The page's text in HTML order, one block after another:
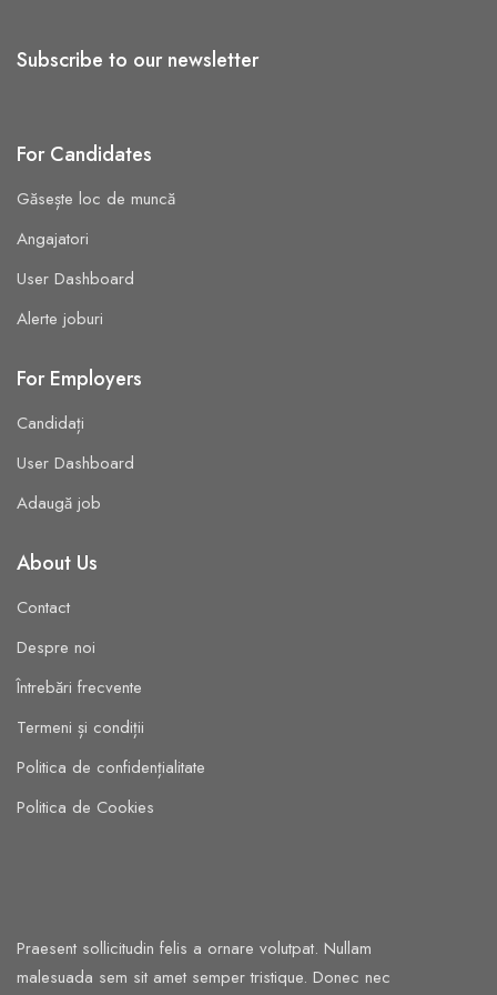
Subscribe to our newsletter
For Candidates
Găsește loc de muncă
Angajatori
User Dashboard
Alerte joburi
For Employers
Candidați
User Dashboard
Adaugă job
About Us
Contact
Despre noi
Întrebări frecvente
Termeni și condiții
Politica de confidențialitate
Politica de Cookies
Praesent sollicitudin felis a ornare volutpat. Nullam
malesuada sem sit amet semper tristique. Donec nec